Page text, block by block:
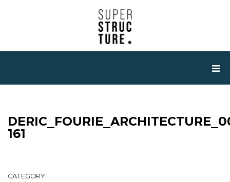
161
CATEGORY